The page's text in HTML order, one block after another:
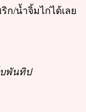
ก/น้ำจิ้มไก่ได้เลย
บพันทิป